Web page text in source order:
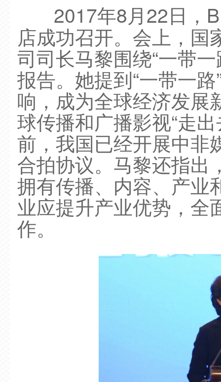
2017年8月22日，
店成功召开。会上，国
司司长马黎围绕“一带
报告。她提到“一带一
响，成为全球经济发展
球传播和广播影视“走
前，我国已经开展中非
合拍协议。马黎还指出
拥有传播、内容、产业
业应提升产业优势，全
作。